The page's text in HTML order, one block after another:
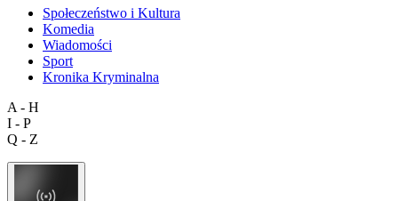
Społeczeństwo i Kultura
Komedia
Wiadomości
Sport
Kronika Kryminalna
A - H
I - P
Q - Z